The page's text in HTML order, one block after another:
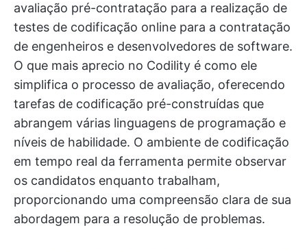
avaliação pré-contratação para a realização de
testes de codificação online para a contratação
de engenheiros e desenvolvedores de software.
O que mais aprecio no Codility é como ele
simplifica o processo de avaliação, oferecendo
tarefas de codificação pré-construídas que
abrangem várias linguagens de programação e
níveis de habilidade. O ambiente de codificação
em tempo real da ferramenta permite observar
os candidatos enquanto trabalham,
proporcionando uma compreensão clara de sua
abordagem para a resolução de problemas.